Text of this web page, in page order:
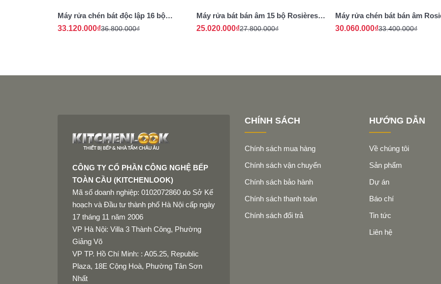
Máy rửa chén bát độc lập 16 bộ
Rosières RF 6B4S1PDX-04 - Nhập
33.120.000₫36.800.000₫
Máy rửa bát bán âm 15 bộ Rosières
RDSN 1D530PX-47 - Nhập khẩu chính
25.020.000₫27.800.000₫
Máy rửa chén bát bán âm
16 bộ RDSN 2D622PX-47E
30.060.000₫33.400.000₫
CÔNG TY CỔ PHẦN CÔNG NGHỆ BẾP
TOÀN CẦU (KITCHENLOOK)
Mã số doanh nghiệp: 0102072860 do Sở Kế
hoạch và Đầu tư thành phố Hà Nội cấp ngày
17 tháng 11 năm 2006
VP Hà Nội: Villa 3 Thành Công, Phường
Giảng Võ
VP TP. Hồ Chí Minh: : A05.25, Republic
Plaza, 18E Cộng Hoà, Phường Tân Sơn
Nhất
CHÍNH SÁCH
Chính sách mua hàng
Chính sách vận chuyển
Chính sách bảo hành
Chính sách thanh toán
Chính sách đổi trả
HƯỚNG DẪN
Về chúng tôi
Sản phẩm
Dự án
Báo chí
Tin tức
Liên hệ